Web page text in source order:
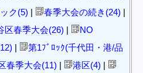
ク(5) | 春季大会の続き(24) |
区春季大会(26) |
NO
|
第1ﾌﾞﾛｯｸ(千代田・港/品
春季大会(11) | 港区(4) |